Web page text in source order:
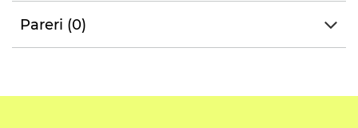
Pareri (0)